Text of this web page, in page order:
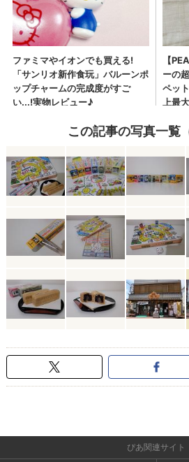
この記事の写真一覧
ぴあ関連サイト